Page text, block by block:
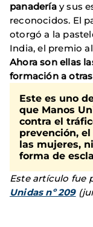
panaderíay sus
reconocidos. El
otorgó a la
India, el premio
Ahora son ellas
formación a
Este es uno
que Manos
contra el
prevención,
las mujeres,
forma de
Este artículo fue
Unidas nº 209